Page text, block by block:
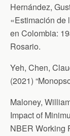
Hernández,
«Estimación de
en Colombia:
Rosario.
Yeh, Chen,
(2021)
Maloney,
Impact of
NBER Working